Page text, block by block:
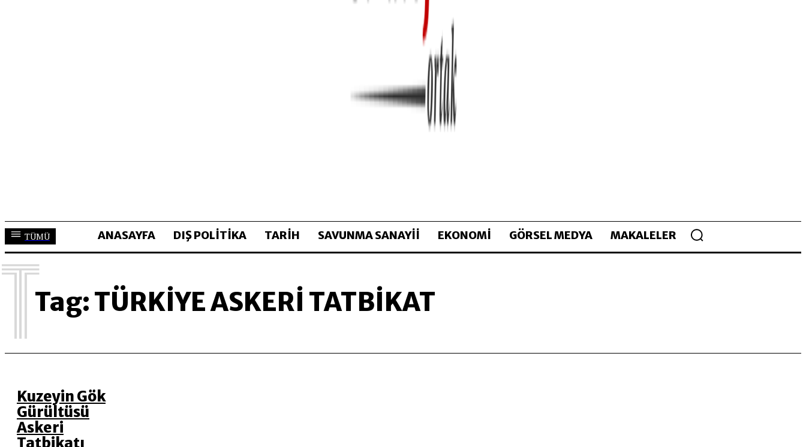
TÜMÜ ANASAYFA DIŞ POLİTİKA TARİH SAVUNMA SANAYİİ EKONOMİ GÖRSEL MEDYA MAKALELER
Tag:TÜRKIYE ASKERI TATBIKAT
T
Kuzeyin Gök
Gürültüsü
Askeri
Tatbikatı